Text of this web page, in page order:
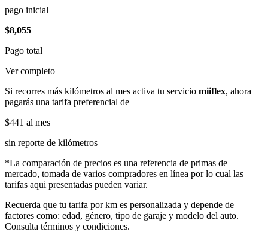
pago inicial
$8,055
Pago total
Ver completo
Si recorres más kilómetros al mes activa tu servicio miiflex, ahora
pagarás una tarifa preferencial de
$441 al mes
sin reporte de kilómetros
*La comparación de precios es una referencia de primas de
mercado, tomada de varios compradores en línea por lo cual las
tarifas aqui presentadas pueden variar.
Recuerda que tu tarifa por km es personalizada y depende de
factores como: edad, género, tipo de garaje y modelo del auto.
Consulta términos y condiciones.